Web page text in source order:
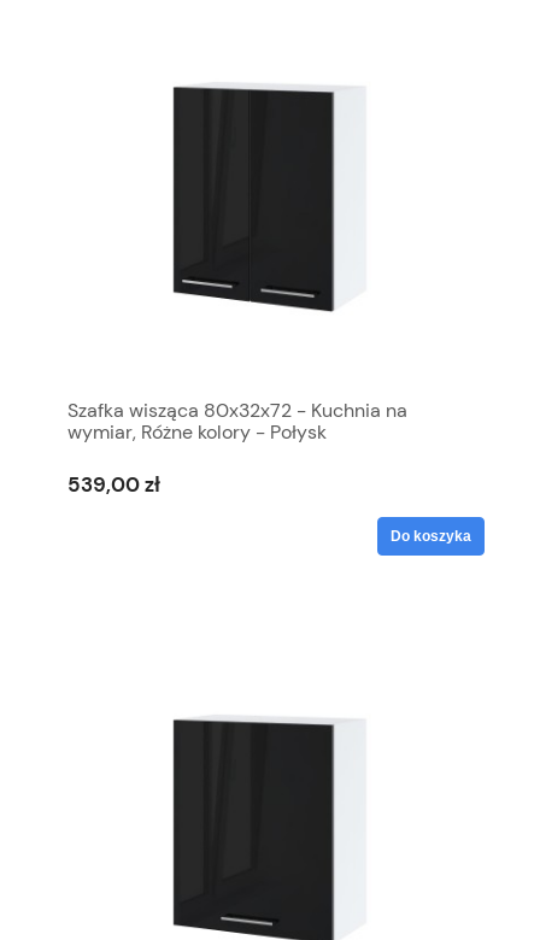
Szafka wisząca 80x32x72 - Kuchnia na
wymiar, Różne kolory - Połysk
539,00 zł
Do koszyka